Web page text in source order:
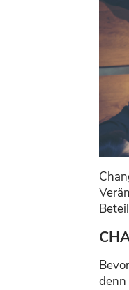
KONTAKT
denn